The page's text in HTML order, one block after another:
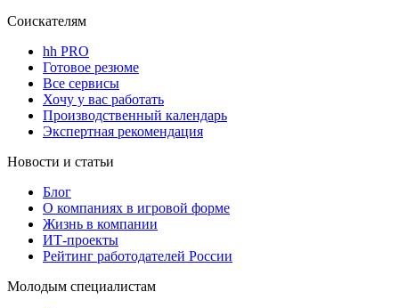
Соискателям
hh PRO
Готовое резюме
Все сервисы
Хочу у вас работать
Производственный календарь
Экспертная рекомендация
Новости и статьи
Блог
О компаниях в игровой форме
Жизнь в компании
ИТ-проекты
Рейтинг работодателей России
Молодым специалистам